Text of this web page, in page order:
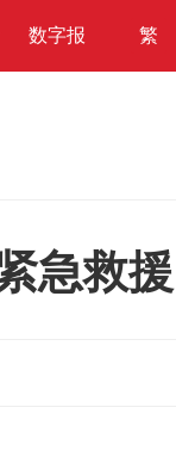
数字报 繁
急救援